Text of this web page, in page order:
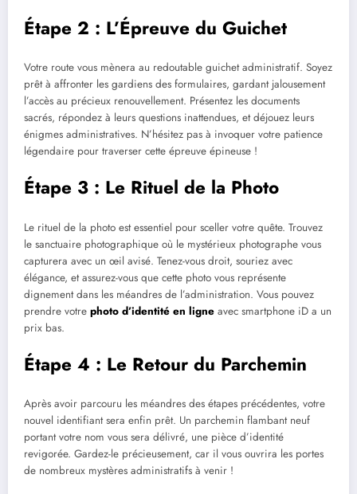
Étape 2 : L’Épreuve du Guichet
Votre route vous mènera au redoutable guichet administratif. Soyez
prêt à affronter les gardiens des formulaires, gardant jalousement
l’accès au précieux renouvellement. Présentez les documents
sacrés, répondez à leurs questions inattendues, et déjouez leurs
énigmes administratives. N’hésitez pas à invoquer votre patience
légendaire pour traverser cette épreuve épineuse !
Étape 3 : Le Rituel de la Photo
Le rituel de la photo est essentiel pour sceller votre quête. Trouvez
le sanctuaire photographique où le mystérieux photographe vous
capturera avec un œil avisé. Tenez-vous droit, souriez avec
élégance, et assurez-vous que cette photo vous représente
dignement dans les méandres de l’administration. Vous pouvez
prendre votre photo d’identité en ligne avec smartphone iD a un
prix bas.
Étape 4 : Le Retour du Parchemin
Après avoir parcouru les méandres des étapes précédentes, votre
nouvel identifiant sera enfin prêt. Un parchemin flambant neuf
portant votre nom vous sera délivré, une pièce d’identité
revigorée. Gardez-le précieusement, car il vous ouvrira les portes
de nombreux mystères administratifs à venir !